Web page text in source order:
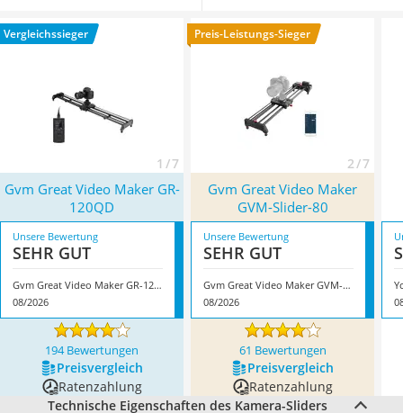
Lichtwecker
Acer Aspire
Bewegung. Überzeugt hat uns hier im August 2026
besonders das Modell
Gvm Great Video Maker GR-120QD
Vergleichssieger
1 / 7
Preis-Leistungs-Sieger
2 / 7
Gvm Great Video Maker GR-
120QD
Gvm Great Video Maker
GVM-Slider-80
Unsere Bewertung
SEHR GUT
Gvm Great Video Maker GR-120QD
08/2026
Unsere Bewertung
SEHR GUT
Gvm Great Video Maker GVM-Slider-80
08/2026
194 Bewertungen 61 Bewertungen
Preis­vergleich
Preis­vergleich
Ratenzahlung
Ratenzahlung
Technische Eigenschaften des Kamera-Sliders